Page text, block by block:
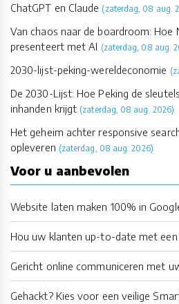
ChatGPT en Claude (zaterdag, 08 aug.
Van chaos naar de boardroom: Hoe
presenteert met AI (zaterdag, 08 aug.
2030-lijst-peking-wereldeconomie
De 2030-Lijst: Hoe Peking de
inhanden krijgt (zaterdag, 08 aug. 2026)
Het geheim achter responsive
opleveren (zaterdag, 08 aug. 2026)
Voor u aanbevolen
Website laten maken 100% in
Hou uw klanten up-to-date met
Gericht online communiceren met
Gehackt? Kies voor een veilige